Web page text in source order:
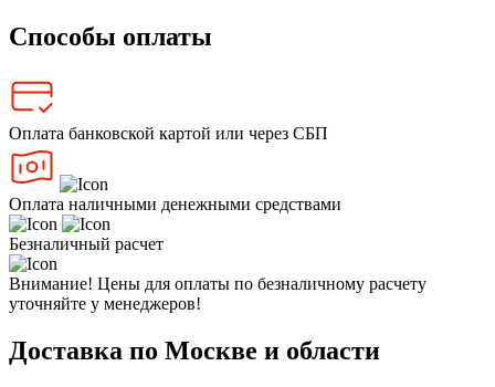
Способы оплаты
Оплата банковской картой или через СБП
Оплата наличными денежными средствами
Безналичный расчет
Внимание! Цены для оплаты по безналичному расчету
уточняйте у менеджеров!
Доставка по Москве и области